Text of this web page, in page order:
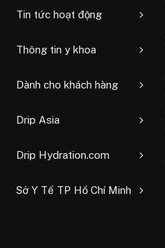
Tin tức hoạt động
Thông tin y khoa
Dành cho khách hàng
Drip Asia
Drip Hydration.com
Sở Y Tế TP Hồ Chí Minh